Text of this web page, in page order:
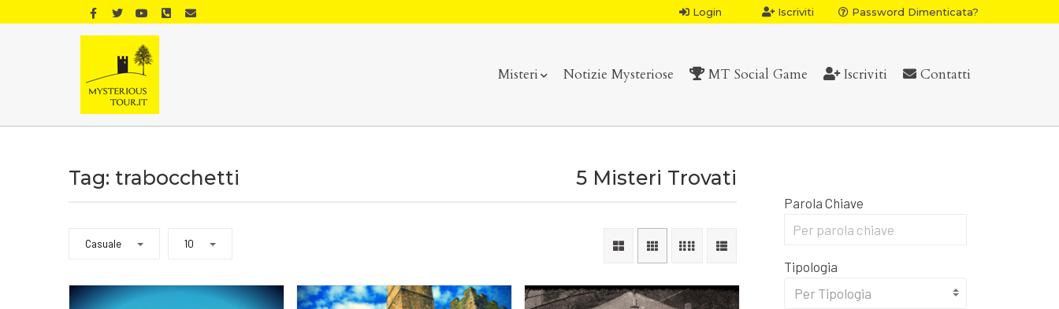
Login Iscriviti Password Dimenticata?
Misteri Notizie Mysteriose MT Social Game Iscriviti Contatti
Tag: trabocchetti 5 Misteri Trovati
Casuale 10
Parola Chiave
Tipologia
Per Tipologia